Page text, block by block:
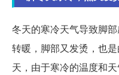
冬天的寒冷天气导致脚
转暖，脚部又发烫，也
天，由于寒冷的温度和